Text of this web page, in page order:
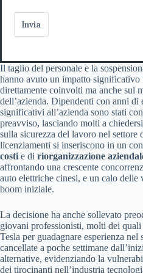
Invia
Il taglio del personale e la
hanno avuto un impatto significativo
direttamente coinvolti ma anche sul
dell’azienda. Dipendenti con anni di
significativi all’azienda sono stati
preavviso, lasciando molti a
sulla sicurezza del lavoro nel settore
licenziamenti si inseriscono in un
costi e di riorganizzazione
affrontando una crescente
auto elettriche cinesi, e un calo
boom iniziale.
La decisione ha anche sollevato
giovani professionisti, molti dei
Tesla per guadagnare esperienza
cancellate a poche settimane
alternative, evidenziando la
dei tirocinanti nell’industria